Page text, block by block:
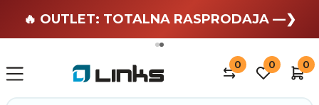
🏄 Zaslužuješ odmor —❯
🔥 OUTLET: TOTALNA RASPRODAJA —❯
0 0 0